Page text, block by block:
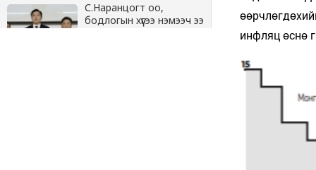
С.Наранцогт оо,
бодлогын хүүгээ нэмээч ээ